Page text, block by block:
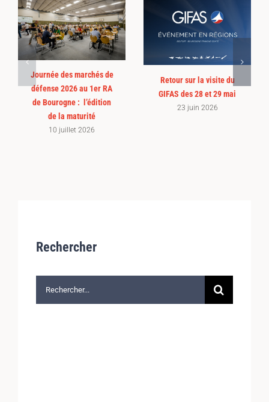
Journée des marchés de
défense 2026 au 1er RA
de Bourogne : l’édition
de la maturité
10 juillet 2026
Retour sur la visite du
GIFAS des 28 et 29 mai
23 juin 2026
Rechercher
Rechercher: